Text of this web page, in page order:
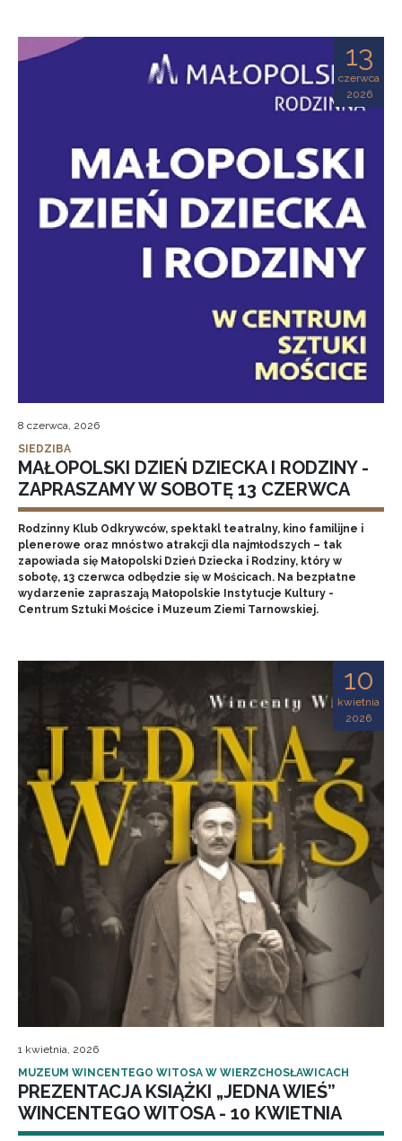
13
czerwca
2026
8 czerwca, 2026
SIEDZIBA
MAŁOPOLSKI DZIEŃ DZIECKA I RODZINY -
ZAPRASZAMY W SOBOTĘ 13 CZERWCA
Rodzinny Klub Odkrywców, spektakl teatralny, kino familijne i
plenerowe oraz mnóstwo atrakcji dla najmłodszych – tak
zapowiada się Małopolski Dzień Dziecka i Rodziny, który w
sobotę, 13 czerwca odbędzie się w Mościcach. Na bezpłatne
wydarzenie zapraszają Małopolskie Instytucje Kultury -
Centrum Sztuki Mościce i Muzeum Ziemi Tarnowskiej.
10
kwietnia
2026
1 kwietnia, 2026
MUZEUM WINCENTEGO WITOSA W WIERZCHOSŁAWICACH
PREZENTACJA KSIĄŻKI „JEDNA WIEŚ”
WINCENTEGO WITOSA - 10 KWIETNIA